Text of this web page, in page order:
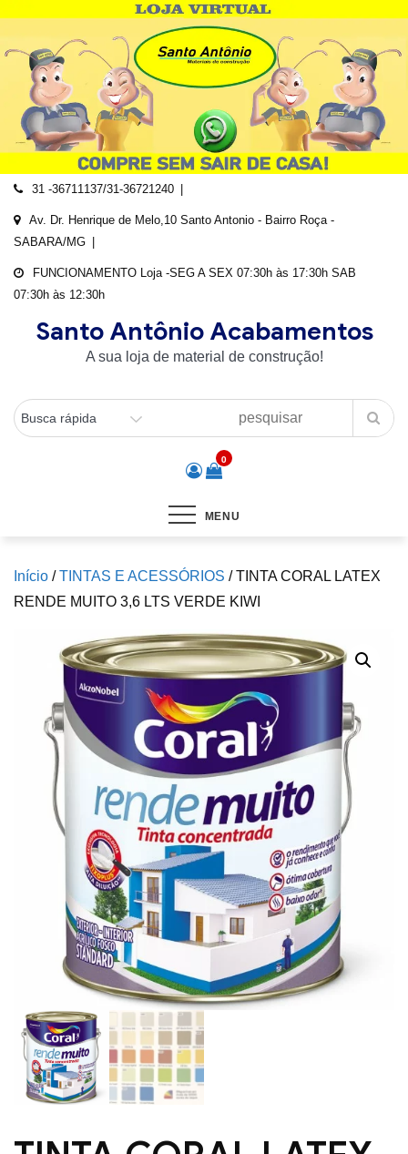
content
31 -36711137/31-36721240
Av. Dr. Henrique de Melo,10 Santo Antonio - Bairro Roça -
SABARA/MG
FUNCIONAMENTO Loja -SEG A SEX 07:30h às 17:30h SAB
07:30h às 12:30h
Santo Antônio Acabamentos
A sua loja de material de construção!
0
MENU
Início /TINTAS E ACESSÓRIOS / TINTA CORAL LATEX
RENDE MUITO 3,6 LTS VERDE KIWI